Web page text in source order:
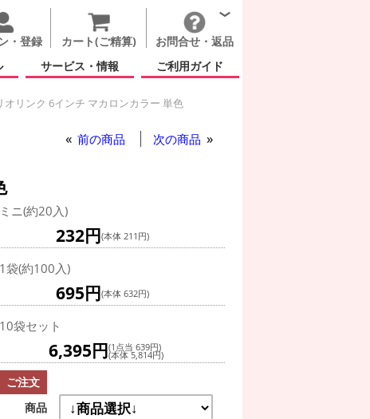
・登録 カート(ご精算)
お問合せ・返品
サービス・情報 ご利用ガイド
オリンク 6インチ マカロンカラー 単色
前の商品 次の商品
ミニ(約20入)
232円(本体 211円)
1袋(約100入)
695円(本体 632円)
10袋セット
6,395円(1点当 639円)
(本体 5,814円)
ご注文
商品